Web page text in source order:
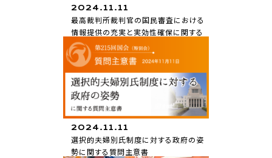
2024.11.11
最高裁判所裁判官の国民審査における
情報提供の充実と実効性確保に関する
質問主意書
質問主意書
2024.11.11
選択的夫婦別氏制度に対する政府の姿
勢に関する質問主意書